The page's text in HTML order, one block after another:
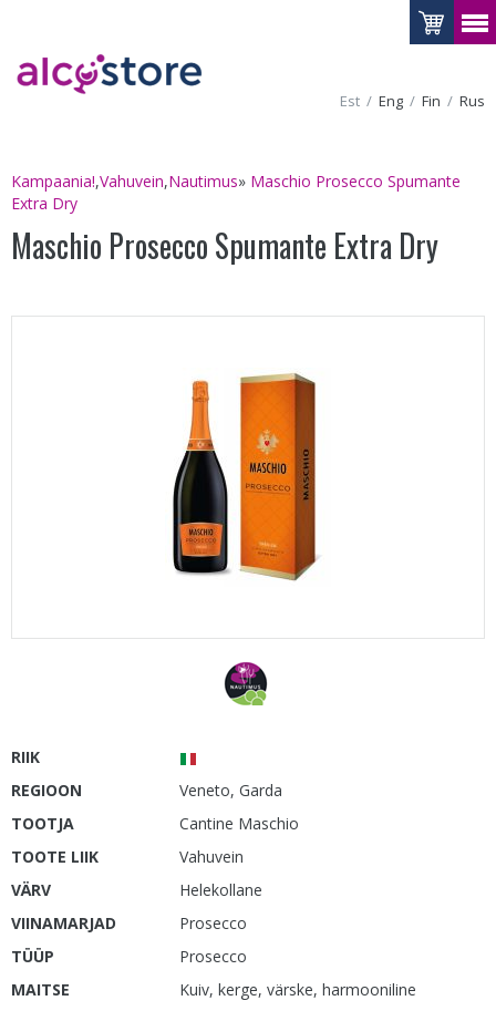
Est Eng Fin Rus
Kampaania!,Vahuvein,Nautimus» Maschio Prosecco Spumante
Extra Dry
Maschio Prosecco Spumante Extra Dry
RIIK
REGIOON
Veneto, Garda
TOOTJA
Cantine Maschio
TOOTE LIIK
Vahuvein
VÄRV
Helekollane
VIINAMARJAD
Prosecco
TÜÜP
Prosecco
MAITSE
Kuiv, kerge, värske, harmooniline